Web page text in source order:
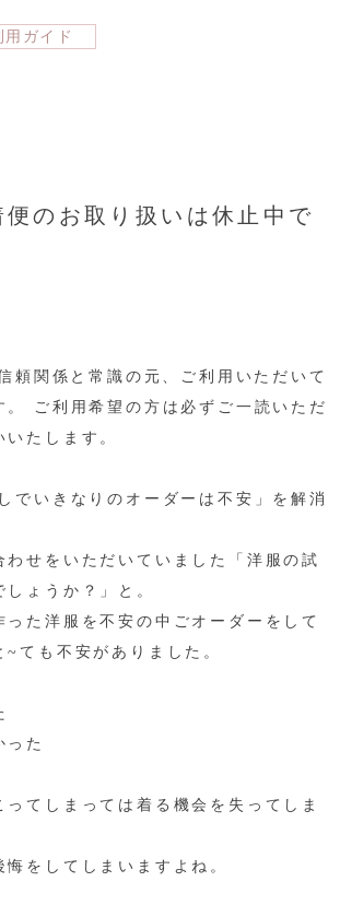
用ガイド
のお取り扱いは休止中で
頼関係と常識の元、ご利用いただいて
。 ご利用希望の方は必ずご一読いただ
たします。
でいきなりのオーダーは不安」を解消
わせをいただいていました「洋服の試
ょうか？」と。
った洋服を不安の中ごオーダーをして
~ても不安がありました。
った
ってしまっては着る機会を失ってしま
をしてしまいますよね。